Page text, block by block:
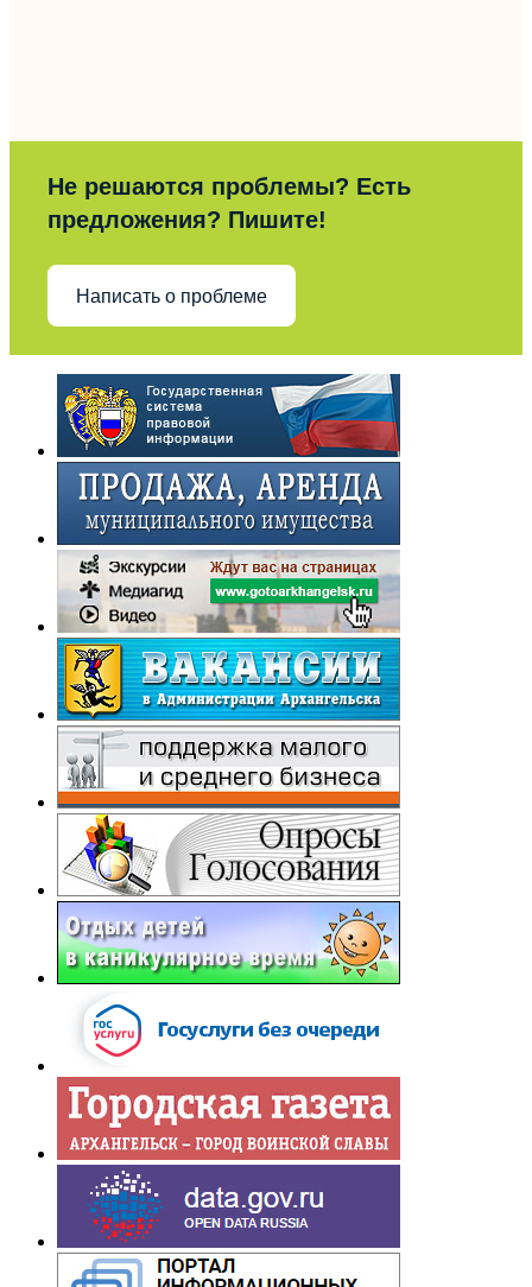
Не решаются проблемы? Есть
предложения? Пишите!
Написать о проблеме